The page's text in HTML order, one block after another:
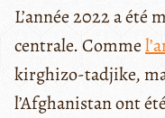
L’année 2022 a été
centrale. Comme
kirghizo-tadjike,
l’Afghanistan ont